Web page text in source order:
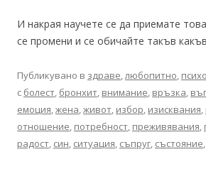
И накрая научете се да приемате
се промени и се обичайте такъв
Публикувано в здраве,любопитно,
с болест, бронхит, внимание, връзка,
емоция,жена,живот, избор, изисквания,
отношение, потребност, преживявания,
радост, син, ситуация, съпруг, състояние,